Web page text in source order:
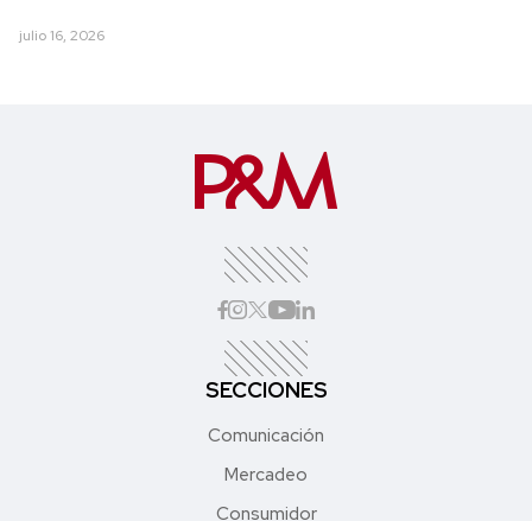
julio 16, 2026
SECCIONES
Comunicación
Mercadeo
Consumidor